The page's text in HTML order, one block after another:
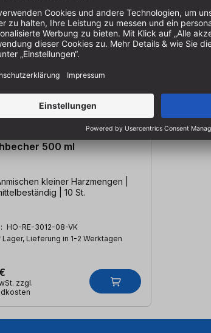
500 ml
kleiner Harzmengen |
| 10 St.
HO-RE-3012-08-VK
Lager, Lieferung in 1-2 Werktagen
zzgl.